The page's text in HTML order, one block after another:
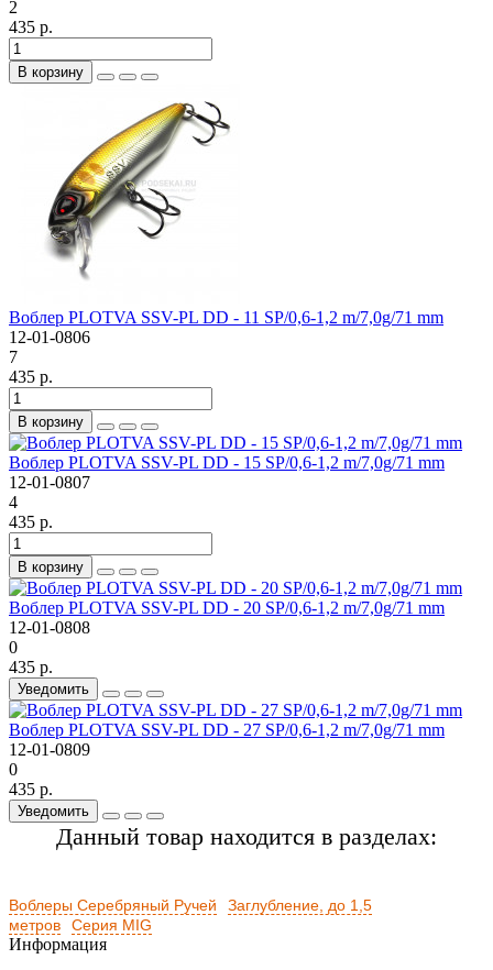
2
435 р.
В корзину
Воблер PLOTVA SSV-PL DD - 11 SP/0,6-1,2 m/7,0g/71 mm
12-01-0806
7
435 р.
В корзину
Воблер PLOTVA SSV-PL DD - 15 SP/0,6-1,2 m/7,0g/71 mm
12-01-0807
4
435 р.
В корзину
Воблер PLOTVA SSV-PL DD - 20 SP/0,6-1,2 m/7,0g/71 mm
12-01-0808
0
435 р.
Уведомить
Воблер PLOTVA SSV-PL DD - 27 SP/0,6-1,2 m/7,0g/71 mm
12-01-0809
0
435 р.
Уведомить
Данный товар находится в разделах:
Воблеры Серебряный Ручей
Заглубление, до 1,5
метров
Серия MIG
Информация